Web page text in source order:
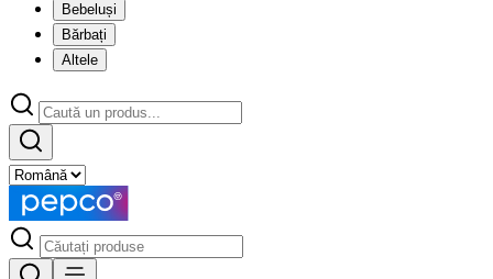
Bebeluși
Bărbați
Altele